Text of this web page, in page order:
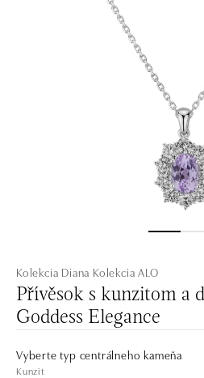
Kolekcia Diana Kolekcia ALO
Přívěsok s kunzitom a
Goddess Elegance
Vyberte typ centrálneho kameňa
Kunzit